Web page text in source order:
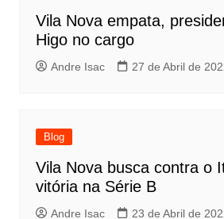
Vila Nova empata,
Higo no cargo
Andre Isac 27 de Abril de
Blog
Vila Nova busca contra o
vitória na Série B
Andre Isac 23 de Abril de